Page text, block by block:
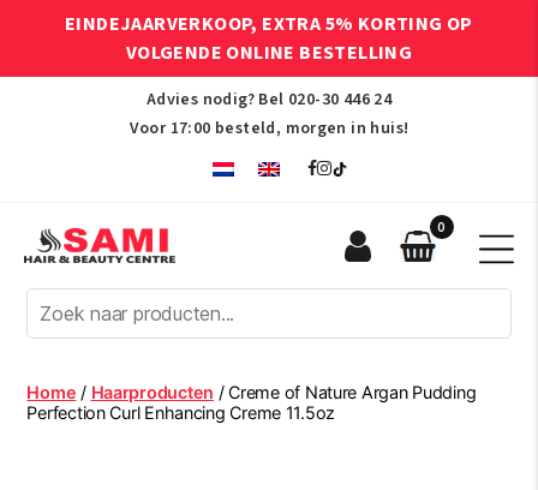
EINDEJAARVERKOOP, EXTRA 5% KORTING OP
VOLGENDE ONLINE BESTELLING
Advies nodig? Bel 020-30 446 24
Voor 17:00 besteld, morgen in huis!
Afro
Hair
Beauty
Centre
0
Home / Haarproducten / Creme of Nature Argan Pudding
Perfection Curl Enhancing Creme 11.5oz